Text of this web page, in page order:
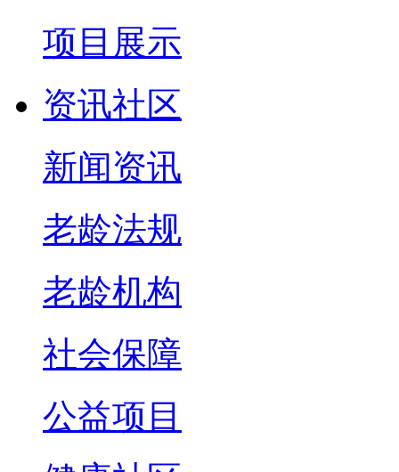
项目展示
资讯社区
新闻资讯
老龄法规
老龄机构
社会保障
公益项目